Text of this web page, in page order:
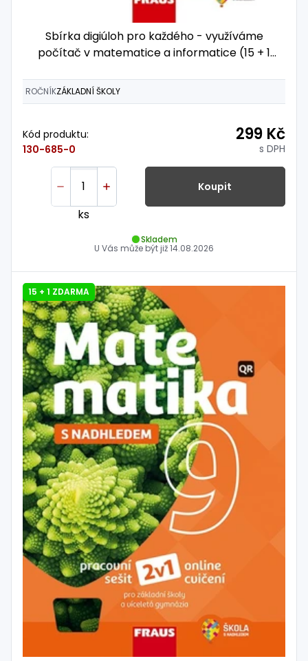
Sbírka digiúloh pro každého - využíváme
počítač v matematice a informatice (15 + 1
ROČNÍKZÁKLADNÍ ŠKOLY
Kód produktu:
130-685-0
299 Kč
s DPH
ks
Koupit
Skladem
U Vás může být již14.08.2026
15 + 1 ZDARMA